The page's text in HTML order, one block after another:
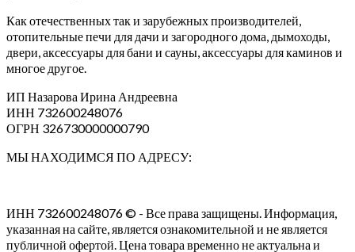
Как отечественных так и зарубежных производителей,
отопительные печи для дачи и загородного дома, дымоходы,
двери, аксессуары для бани и сауны, аксессуары для каминов и
многое другое.
ИП Назарова Ирина Андреевна⁠
ИНН 732600248076
ОГРН 326730000000790
МЫ НАХОДИМСЯ ПО АДРЕСУ:
ИНН 732600248076 © - Все права защищены. Информация,
указанная на сайте, является ознакомительной и не является
публичной офертой. Цена товара временно не актуальна и